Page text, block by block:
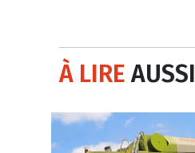
À LIREAUSSI